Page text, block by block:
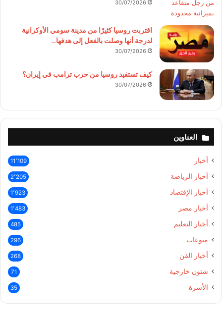
30/07/2026
اقتربت روسيا كثيرًا من مدينة سومي الأوكرانية
لدرجة أنها وصلت بالفعل إلى هدفها…
30/07/2026
كيف تستفيد روسيا من حرب ترامب في إيران؟
30/07/2026
العناوين
أخبار 11٬109
أخبار الرياضة 2٬205
أخبار الإقتصاد 1٬923
أخبار مصر 1٬483
أخبار التعليم 485
منوعات 296
أخبار الفن 268
شئون خارجية 71
الأسرة 35